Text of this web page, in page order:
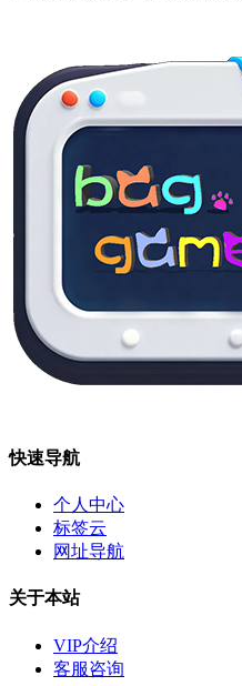
快速导航
个人中心
标签云
网址导航
关于本站
VIP介绍
客服咨询